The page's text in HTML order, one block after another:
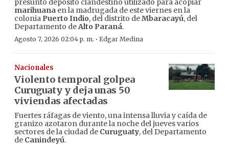
presunto depósito clandestino utilizado para acopiar
marihuana en la madrugada de este viernes en la
colonia Puerto Indio, del distrito deMbaracayú, del
Departamento deAlto Paraná.
Agosto 7, 2026 02:04 p. m. · Edgar Medina
Nacionales
Violento temporal golpea
Curuguaty y deja unas 50
viviendas afectadas
Fuertes ráfagas de viento, una intensa lluvia y caída de
granizo azotaron durante la noche del jueves varios
sectores de la ciudad de Curuguaty, del Departamento
de Canindeyú.